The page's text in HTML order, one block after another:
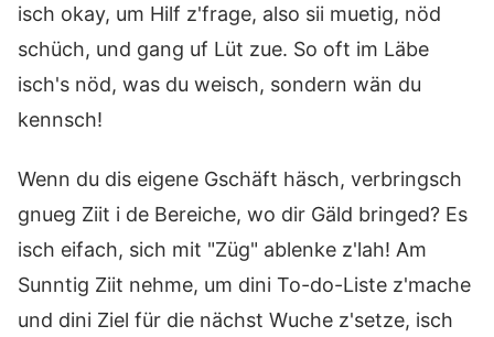
isch okay, um Hilf z'frage, also sii muetig, nöd
schüch, und gang uf Lüt zue. So oft im Läbe
isch's nöd, was du weisch, sondern wän du
kennsch!
Wenn du dis eigene Gschäft häsch, verbringsch
gnueg Ziit i de Bereiche, wo dir Gäld bringed? Es
isch eifach, sich mit "Züg" ablenke z'lah! Am
Sunntig Ziit nehme, um dini To-do-Liste z'mache
und dini Ziel für die nächst Wuche z'setze, isch